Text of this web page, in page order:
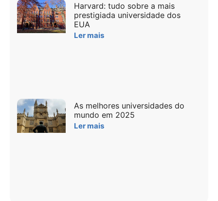
Harvard: tudo sobre a mais
prestigiada universidade dos
EUA
Ler mais
As melhores universidades do
mundo em 2025
Ler mais